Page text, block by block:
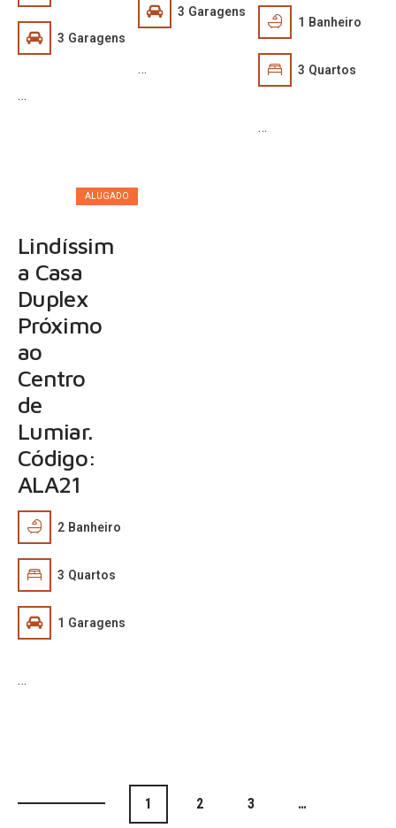
3 Garagens
…
3 Garagens
…
1 Banheiro
3 Quartos
…
ALUGADO
Lindíssim
a Casa
Duplex
Próximo
ao
Centro
de
Lumiar.
Código:
ALA21
2 Banheiro
3 Quartos
1 Garagens
…
1 2 3 …